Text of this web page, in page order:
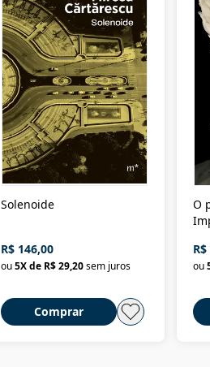
Solenoide
R$ 146,00
ou5X de R$ 29,20sem juros
Comprar
O
ou